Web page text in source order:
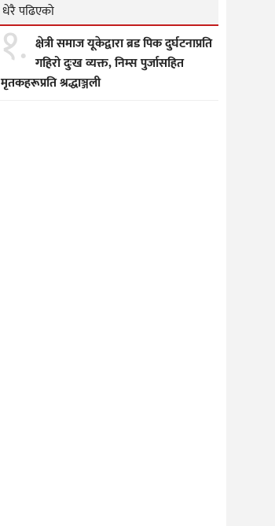
धेरै पढिएको
१. क्षेत्री समाज यूकेद्वारा ब्रड पिक दुर्घटनाप्रति
गहिरो दुःख व्यक्त, निम्स पुर्जासहित
मृतकहरूप्रति श्रद्धाञ्जली